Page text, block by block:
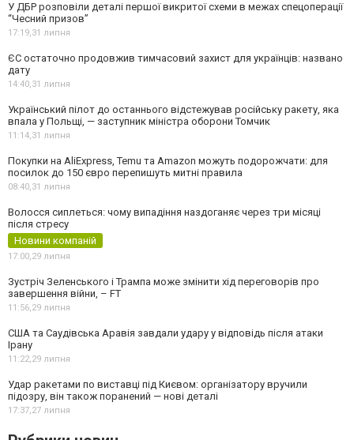
У ДБР розповіли деталі першої викритої схеми в межах спецоперації
“Чесний призов”
17:19,31 липня
ЄС остаточно продовжив тимчасовий захист для українців: названо
дату
14:40,31 липня
Український пілот до останнього відстежував російську ракету, яка
впала у Польщі, — заступник міністра оборони Томчик
11:14,31 липня
Покупки на AliExpress, Temu та Amazon можуть подорожчати: для
посилок до 150 євро перепишуть митні правила
08:40,31 липня
Волосся сиплеться: чому випадіння наздоганяє через три місяці
після стресу
Новини компаній
17:00,29 липня
Зустріч Зеленського і Трампа може змінити хід переговорів про
завершення війни, – FT
11:56,29 липня
США та Саудівська Аравія завдали удару у відповідь після атаки
Ірану
11:22,29 липня
Удар ракетами по виставці під Києвом: організатору вручили
підозру, він також поранений — нові деталі
17:37,27 липня